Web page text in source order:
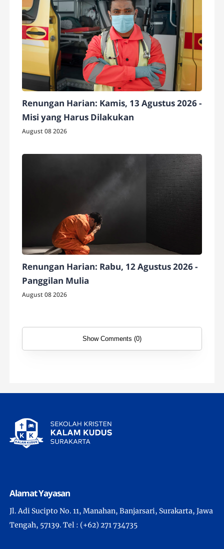
Renungan Harian: Kamis, 13 Agustus 2026 -
Misi yang Harus Dilakukan
August 08 2026
Renungan Harian: Rabu, 12 Agustus 2026 -
Panggilan Mulia
August 08 2026
Show Comments (0)
Alamat Yayasan
Jl. Adi Sucipto No. 11, Manahan, Banjarsari, Surakarta, Jawa
Tengah, 57139. Tel : (+62) 271 734735